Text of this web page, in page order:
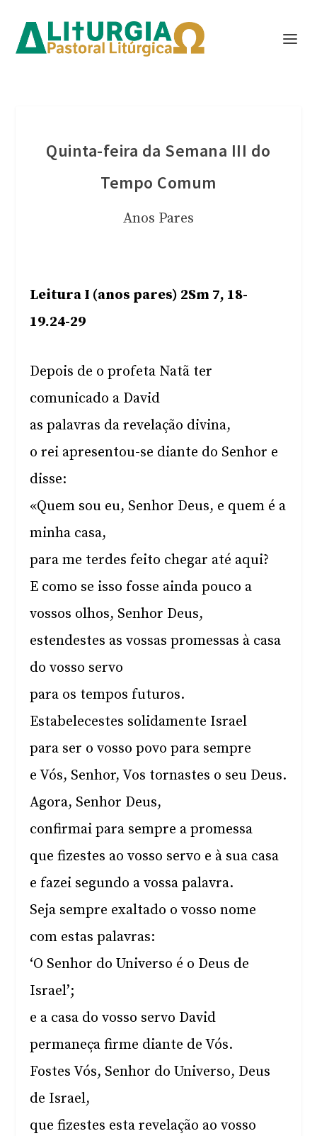
Quinta-feira da Semana III do
Tempo Comum
Anos Pares
Leitura I (anos pares) 2Sm 7, 18-
19.24-29
Depois de o profeta Natã ter
comunicado a David
as palavras da revelação divina,
o rei apresentou-se diante do Senhor e
disse:
«Quem sou eu, Senhor Deus, e quem é a
minha casa,
para me terdes feito chegar até aqui?
E como se isso fosse ainda pouco a
vossos olhos, Senhor Deus,
estendestes as vossas promessas à casa
do vosso servo
para os tempos futuros.
Estabelecestes solidamente Israel
para ser o vosso povo para sempre
e Vós, Senhor, Vos tornastes o seu Deus.
Agora, Senhor Deus,
confirmai para sempre a promessa
que fizestes ao vosso servo e à sua casa
e fazei segundo a vossa palavra.
Seja sempre exaltado o vosso nome
com estas palavras:
‘O Senhor do Universo é o Deus de
Israel’;
e a casa do vosso servo David
permaneça firme diante de Vós.
Fostes Vós, Senhor do Universo, Deus
de Israel,
que fizestes esta revelação ao vosso